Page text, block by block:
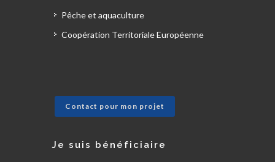
Pêche et aquaculture
Coopération Territoriale Européenne
Contact pour mon projet
Je suis bénéficiaire